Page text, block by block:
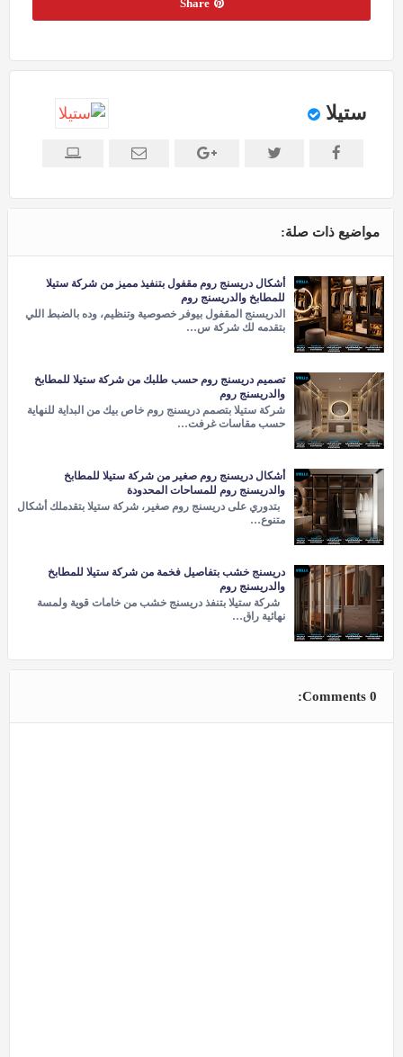
Share
ستيلا
مواضيع ذات صلة:
أشكال دريسنج روم مقفول بتنفيذ مميز من شركة ستيلا
للمطابخ والدريسنج روم
الدريسنج المقفول بيوفر خصوصية وتنظيم، وده بالضبط اللي
بتقدمه لك شركة س…
تصميم دريسنج روم حسب طلبك من شركة ستيلا للمطابخ
والدريسنج روم
شركة ستيلا بتصمم دريسنج روم خاص بيك من البداية للنهاية
حسب مقاسات غرفت…
أشكال دريسنج روم صغير من شركة ستيلا للمطابخ
والدريسنج روم للمساحات المحدودة
بتدوري على دريسنج روم صغير، شركة ستيلا بتقدملك أشكال
متنوع…
دريسنج خشب بتفاصيل فخمة من شركة ستيلا للمطابخ
والدريسنج روم
شركة ستيلا بتنفذ دريسنج خشب من خامات قوية ولمسة
نهائية راق…
0 Comments: